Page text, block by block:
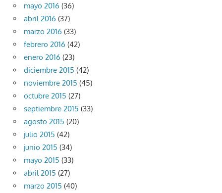
mayo 2016 (36)
abril 2016 (37)
marzo 2016 (33)
febrero 2016 (42)
enero 2016 (23)
diciembre 2015 (42)
noviembre 2015 (45)
octubre 2015 (27)
septiembre 2015 (33)
agosto 2015 (20)
julio 2015 (42)
junio 2015 (34)
mayo 2015 (33)
abril 2015 (27)
marzo 2015 (40)